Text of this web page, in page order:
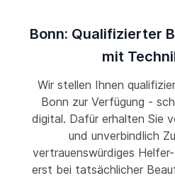
Bonn: Qualifizierter
mit
Wir stellen Ihnen
Bonn zur Verfügung -
digital. Dafür erhalten Sie
und unverbindlich
vertrauenswürdiges
erst bei tatsächlicher